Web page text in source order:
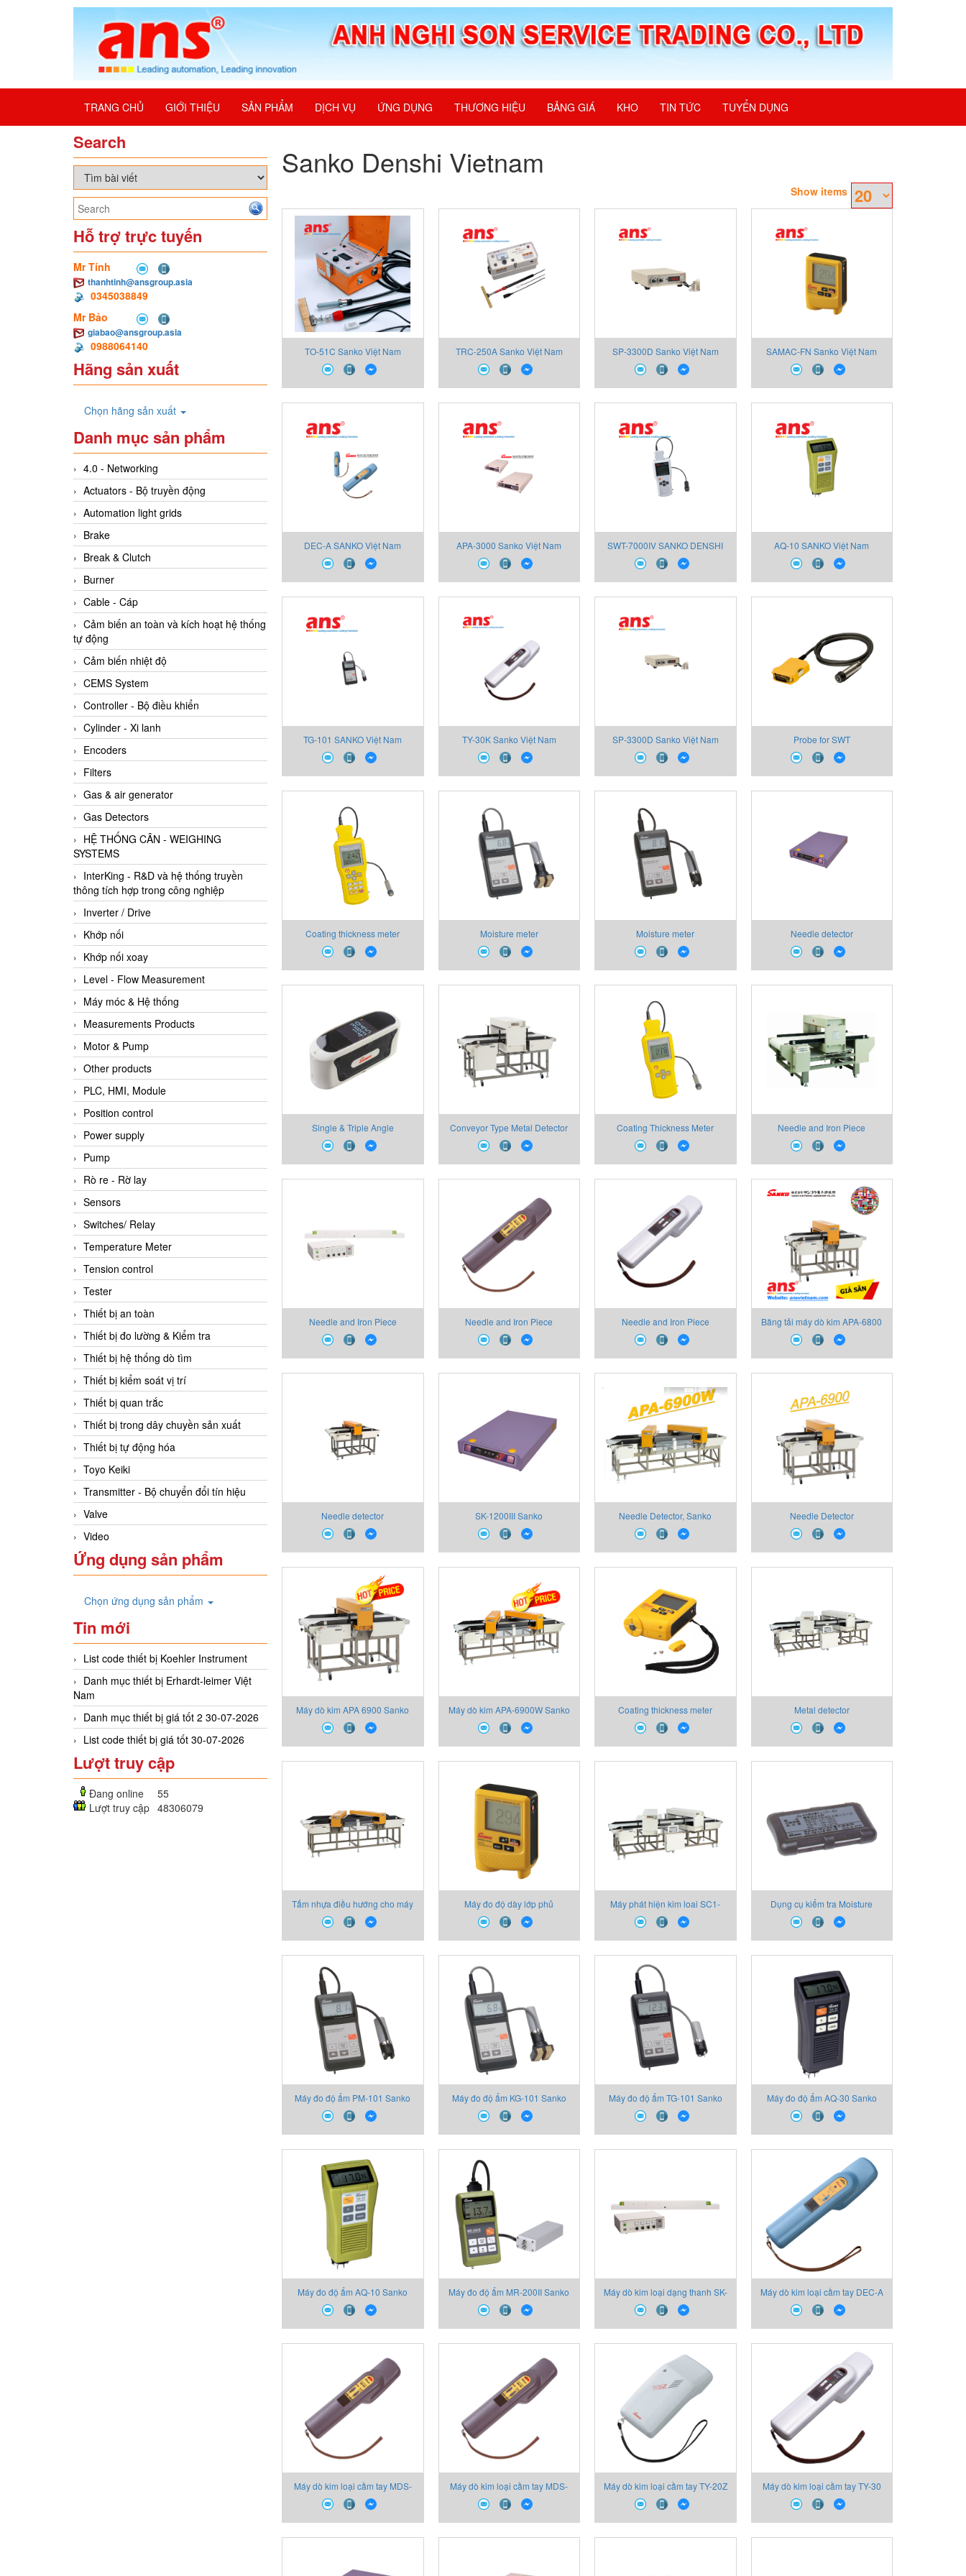
TRANG CHỦ GIỚI THIỆU SẢN PHẨM DỊCH VỤ ỨNG DỤNG THƯƠNG HIỆU BẢNG GIÁ KHO TIN TỨC TUYỂN DỤNG
Search
Hỗ trợ trực tuyến
Mr Tính
thanhtinh@ansgroup.asia
0345038849
Mr Bảo
giabao@ansgroup.asia
0988064140
Hãng sản xuất
Chọn hãng sản xuất
Danh mục sản phẩm
4.0 - Networking
Actuators - Bộ truyền động
Automation light grids
Brake
Break & Clutch
Burner
Cable - Cáp
Cảm biến an toàn và kích hoạt hệ thống
tự động
Cảm biến nhiệt độ
CEMS System
Controller - Bộ điều khiển
Cylinder - Xi lanh
Encoders
Filters
Gas & air generator
Gas Detectors
HỆ THỐNG CÂN - WEIGHING
SYSTEMS
InterKing - R&D và hệ thống truyền
thông tích hợp trong công nghiệp
Inverter / Drive
Khớp nối
Khớp nối xoay
Level - Flow Measurement
Máy móc & Hệ thống
Measurements Products
Motor & Pump
Other products
PLC, HMI, Module
Position control
Power supply
Pump
Rò re - Rờ lay
Sensors
Switches/ Relay
Temperature Meter
Tension control
Tester
Thiết bị an toàn
Thiết bị đo lường & Kiểm tra
Thiết bị hệ thống dò tìm
Thiết bị kiểm soát vị trí
Thiết bị quan trắc
Thiết bị trong dây chuyền sản xuất
Thiết bị tự động hóa
Toyo Keiki
Transmitter - Bộ chuyển đổi tín hiệu
Valve
Video
Ứng dụng sản phẩm
Chọn ứng dụng sản phẩm
Tin mới
List code thiết bị Koehler Instrument
Danh mục thiết bị Erhardt-leimer Việt
Nam
Danh mục thiết bị giá tốt 2 30-07-2026
List code thiết bị giá tốt 30-07-2026
Lượt truy cập
Đang online
55
Lượt truy cập 48306079
Sanko Denshi Vietnam
Show items
TO-51C Sanko Việt Nam TRC-250A Sanko Việt Nam SP-3300D Sanko Việt Nam SAMAC-FN Sanko Việt Nam
DEC-A SANKO Việt Nam APA-3000 Sanko Việt Nam
SWT-7000IV SANKO DENSHI
Việt Nam
AQ-10 SANKO Việt Nam
TG-101 SANKO Việt Nam TY-30K Sanko Việt Nam SP-3300D Sanko Việt Nam Probe for SWT
Coating thickness meter Moisture meter Moisture meter Needle detector
Single & Triple Angle
Glossmeters
Conveyor Type Metal Detector Coating Thickness Meter
Needle and Iron Piece
Detectors
Needle and Iron Piece
Detectors
Needle and Iron Piece
Detectors
Needle and Iron Piece
Detectors
Băng tải máy dò kim APA-6800
Sanko
Needle detector SK-1200III Sanko Needle Detector, Sanko Needle Detector
Máy dò kim APA 6900 Sanko Máy dò kim APA-6900W Sanko Coating thickness meter Metal detector
Tấm nhựa điều hướng cho máy
kiểm kim Bell-mouth guide of
APA-6800W Sanko
Máy đo độ dày lớp phủ
SAMAC-F Sanko
Máy phát hiện kim loai SC1-
600W Sanko
Dụng cụ kiểm tra Moisture
Reading Checker Sanko
Máy đo độ ẩm PM-101 Sanko Máy đo độ ẩm KG-101 Sanko Máy đo độ ẩm TG-101 Sanko Máy đo độ ẩm AQ-30 Sanko
Máy đo độ ẩm AQ-10 Sanko Máy đo độ ẩm MR-200II Sanko
Máy dò kim loại dạng thanh SK-
2200 Sanko
Máy dò kim loại cầm tay DEC-A
Sanko
Máy dò kim loại cầm tay MDS-
100V Sanko
Máy dò kim loại cầm tay MDS-
100 Sanko
Máy dò kim loại cầm tay TY-20Z
Sanko
Máy dò kim loại cầm tay TY-30
Sanko